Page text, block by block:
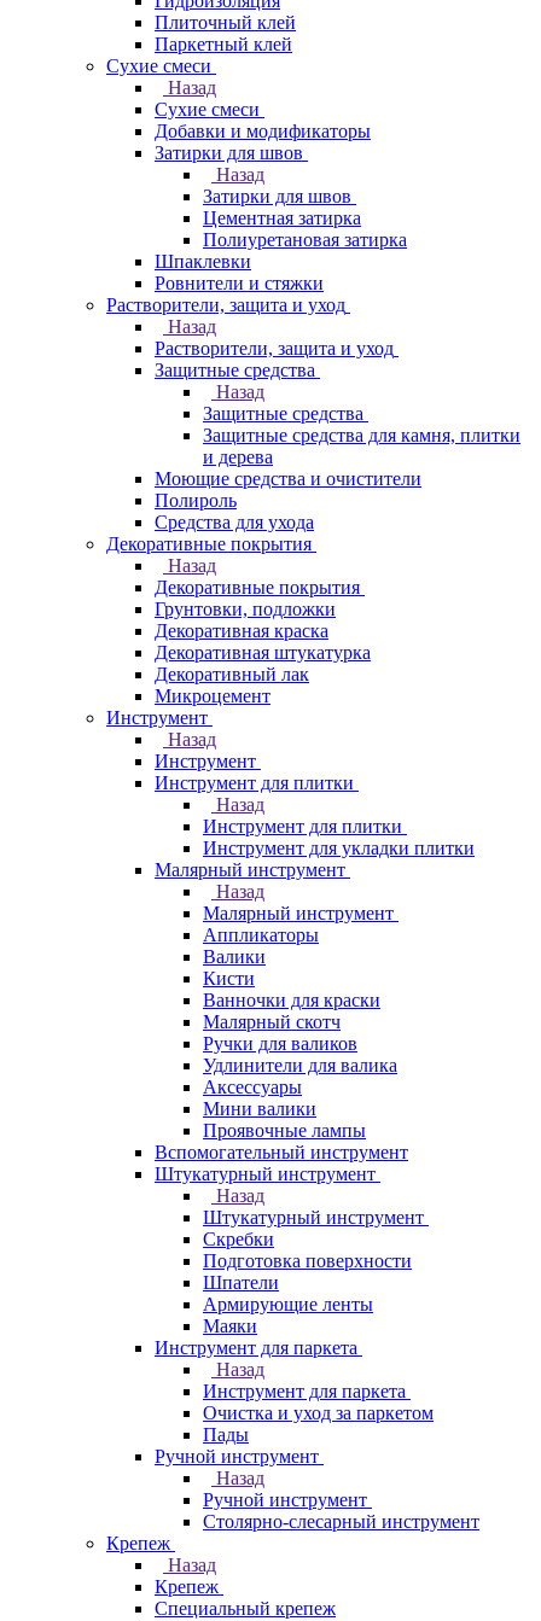
Плиточный клей
Паркетный клей
Сухие смеси
Назад
Сухие смеси
Добавки и модификаторы
Затирки для швов
Назад
Затирки для швов
Цементная затирка
Полиуретановая затирка
Шпаклевки
Ровнители и стяжки
Растворители, защита и уход
Назад
Растворители, защита и уход
Защитные средства
Назад
Защитные средства
Защитные средства для камня, плитки
и дерева
Моющие средства и очистители
Полироль
Средства для ухода
Декоративные покрытия
Назад
Декоративные покрытия
Грунтовки, подложки
Декоративная краска
Декоративная штукатурка
Декоративный лак
Микроцемент
Инструмент
Назад
Инструмент
Инструмент для плитки
Назад
Инструмент для плитки
Инструмент для укладки плитки
Малярный инструмент
Назад
Малярный инструмент
Аппликаторы
Валики
Кисти
Ванночки для краски
Малярный скотч
Ручки для валиков
Удлинители для валика
Аксессуары
Мини валики
Проявочные лампы
Вспомогательный инструмент
Штукатурный инструмент
Назад
Штукатурный инструмент
Скребки
Подготовка поверхности
Шпатели
Армирующие ленты
Маяки
Инструмент для паркета
Назад
Инструмент для паркета
Очистка и уход за паркетом
Пады
Ручной инструмент
Назад
Ручной инструмент
Столярно-слесарный инструмент
Крепеж
Назад
Крепеж
Специальный крепеж